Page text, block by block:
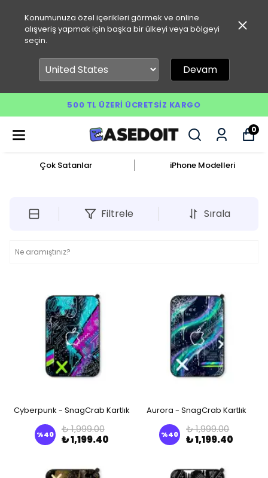
Konumunuza özel içerikleri görmek ve online
alışveriş yapmak için başka bir ülkeyi veya bölgeyi
seçin.
Devam
500 TL ÜZERI ÜCRETSIZ KARGO
0
Çok Satanlar iPhone Modelleri
Filtrele Sırala
Cyberpunk - SnagCrab Kartlık
%40
₺ 1,999.00
₺ 1,199.40
Aurora - SnagCrab Kartlık
%40
₺ 1,999.00
₺ 1,199.40